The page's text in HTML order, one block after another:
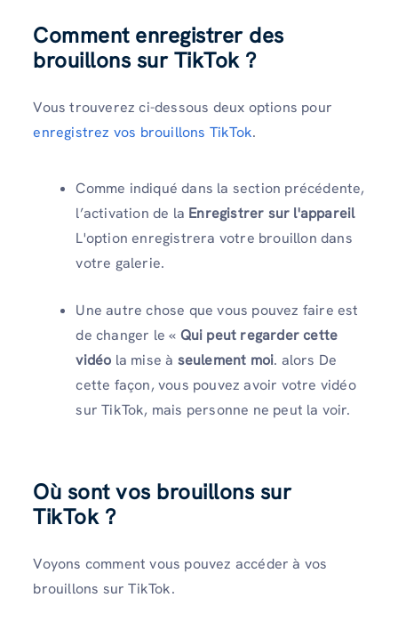
Comment enregistrer des
brouillons sur TikTok ?
Vous trouverez ci-dessous deux options pour
enregistrez vos brouillons TikTok.
Comme indiqué dans la section précédente,
l’activation de la Enregistrer sur l'appareil
L'option enregistrera votre brouillon dans
votre galerie.
Une autre chose que vous pouvez faire est
de changer le « Qui peut regarder cette
vidéo la mise à seulement moi. alors De
cette façon, vous pouvez avoir votre vidéo
sur TikTok, mais personne ne peut la voir.
Où sont vos brouillons sur
TikTok ?
Voyons comment vous pouvez accéder à vos
brouillons sur TikTok.